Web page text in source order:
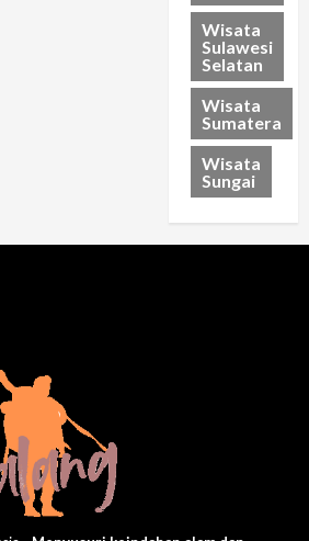
Wisata
Sulawesi
Selatan
Wisata
Sumatera
Wisata
Sungai